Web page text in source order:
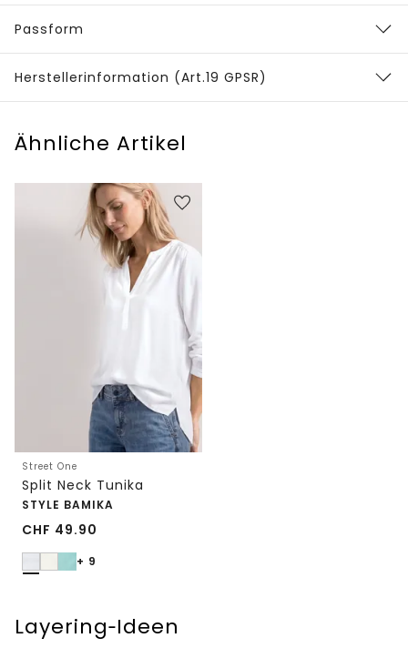
Passform
Herstellerinformation (Art.19 GPSR)
Ähnliche Artikel
Street One
Split Neck Tunika
STYLE BAMIKA
CHF 49.90
+ 9
Layering‑Ideen